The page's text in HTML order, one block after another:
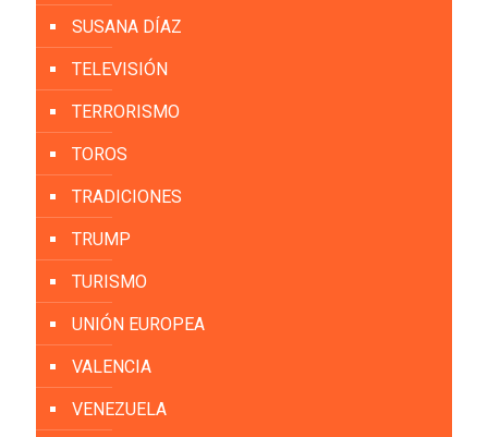
SUSANA DÍAZ
TELEVISIÓN
TERRORISMO
TOROS
TRADICIONES
TRUMP
TURISMO
UNIÓN EUROPEA
VALENCIA
VENEZUELA